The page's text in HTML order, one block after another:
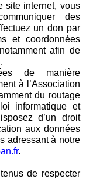
site internet, vous
des
un don par
et coordonnées
afin de
de manière
à l’Association
du routage
informatique et
d’un droit
aux données
adressant à notre
.
de respecter